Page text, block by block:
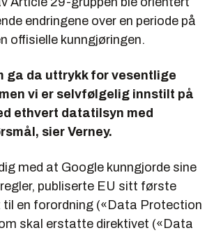
endringene over en periode på
offisielle kunngjøringen.
ga da uttrykk for vesentlige
vi er selvfølgelig innstilt på
ethvert datatilsyn med
sier Verney.
med at Google kunngjorde sine
publiserte EU sitt første
en forordning («Data Protection
skal erstatte direktivet («Data